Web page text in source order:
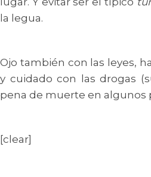
la legua.
Ojo también con las leyes,
y cuidado con las drogas
pena de muerte en algunos
[clear]